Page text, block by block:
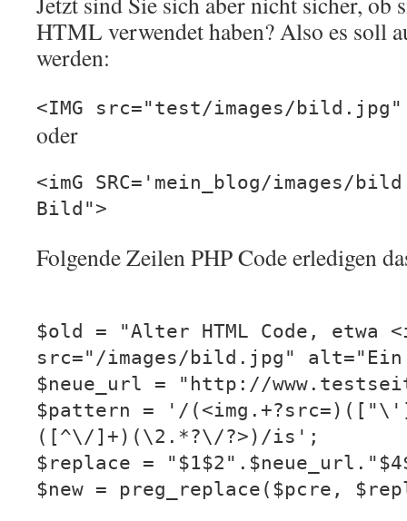
HTML verwendet haben? Also es soll
werden:
<IMG src="test/images/
oder
<imG SRC='mein_blog/images/
Bild">
Folgende Zeilen PHP Code erledigen
$old = "Alter HTML Code, etwa
src="/images/bild.jpg"
$neue_url = "http://
$pattern = '/
([^\/]+)(\2.*?\/?>)/is';
$replace =
$new = preg_replace($pcre,